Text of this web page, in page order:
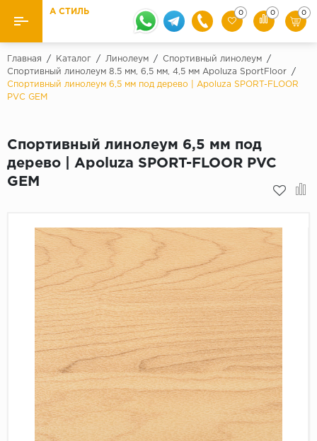
Назад
Ламинат
Назад
Бренды
Pergo
31 класс
32 класс
33 класс
Палитра
Серый
Бежевый
Дуб светлый
Коричневый
Страна
Австрия
Ковролин и ковровая плитка
Плитка ПВХ
Плинтус
Кварцевый ламинат SPC
Подложка под паркет и ламинат
А СТИЛЬ 0 0 0
Главная / Каталог / Линолеум / Спортивный линолеум
/
Спортивный линолеум 8.5 мм, 6,5 мм, 4,5 мм Apoluza SportFloor
/
Спортивный линолеум 6,5 мм под дерево | Apoluza SPORT-FLOOR
PVC GEM
Спортивный линолеум 6,5 мм под
дерево | Apoluza SPORT-FLOOR PVC
GEM